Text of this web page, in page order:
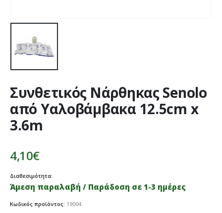
Συνθετικός Νάρθηκας Senolo
από Υαλοβάμβακα 12.5cm x
3.6m
4,10€
Διαθεσιμότητα:
Άμεση παραλαβή / Παράδοση σε 1-3 ημέρες
Κωδικός προϊόντος: 19004